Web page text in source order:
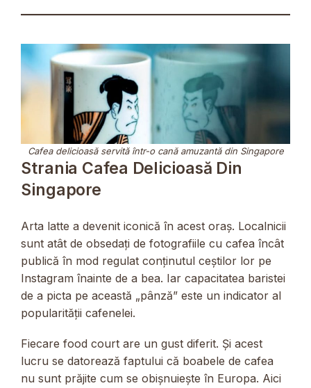
Cafea delicioasă servită într-o cană amuzantă din Singapore
Strania Cafea Delicioasă Din
Singapore
Arta latte a devenit iconică în acest oraș. Localnicii
sunt atât de obsedați de fotografiile cu cafea încât
publică în mod regulat conținutul ceștilor lor pe
Instagram înainte de a bea. Iar capacitatea baristei
de a picta pe această „pânză” este un indicator al
popularității cafenelei.
Fiecare food court are un gust diferit. Și acest
lucru se datorează faptului că boabele de cafea
nu sunt prăjite cum se obișnuiește în Europa. Aici